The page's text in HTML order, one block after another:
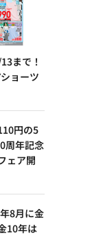
まで！
ョーツ
円の5
周年記念
ェア開
8月に金
10年は